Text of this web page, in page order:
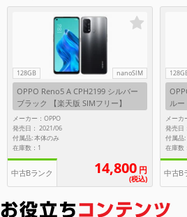
128GB nanoSIM
OPPO Reno5 A CPH2199 シルバー
ブラック 【楽天版 SIMフリー】
メーカー：OPPO
発売日： 2021/06
付属品: 本体のみ
在庫数：1
中古Bランク 14,800 円
(税込)
ルー
メーカ
発売日
付属品
在庫数
中古B
カテゴリー
商品ジャンルの絞り込み
「スマートフォン」「タブレット」など
シリーズ
商品シリーズ名・ブランド名の絞り込み。
「iPhone」「Xperia」「Galaxy」など
メーカー
製造、販売メーカーの絞り込み
「Apple」「SONY」「SHARP」など
機能・特徴
商品の搭載機能による絞り込み